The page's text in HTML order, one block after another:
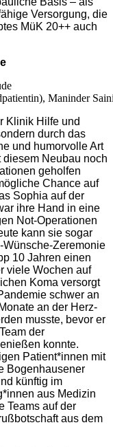
Versorgung, die
MüK 20++ auch
Maninder
Klinik Hilfe und
durch das
und humorvolle Art
diesem Neubau noch
geholfen
Chance auf
Sophia auf der
ihre Hand in eine
Not-Operationen
kann sie sogar
Zeremonie
10 Jahren einen
viele Wochen auf
Koma versorgt
schwer an
an der Herz-
musste, bevor er
der
konnte.
Patient*innen mit
Bogenhausener
künftig im
aus Medizin
Teams auf der
aus dem